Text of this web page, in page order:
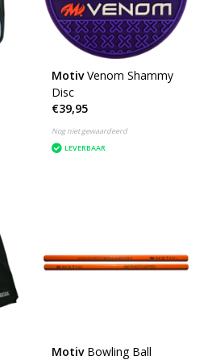
Motiv Venom Shammy
Disc
€39,95
Nog niet gewaardeerd
LEVERBAAR
Motiv Bowling Ball